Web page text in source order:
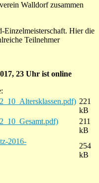
Walldorf zusammen
Einzelmeisterschaft. Hier die
Teilnehmer
23 Uhr ist online
221
kB
211
kB
254
kB